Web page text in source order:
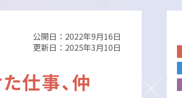
公開日：2022年9月16日
更新日：2025年3月10日
仕事、仲